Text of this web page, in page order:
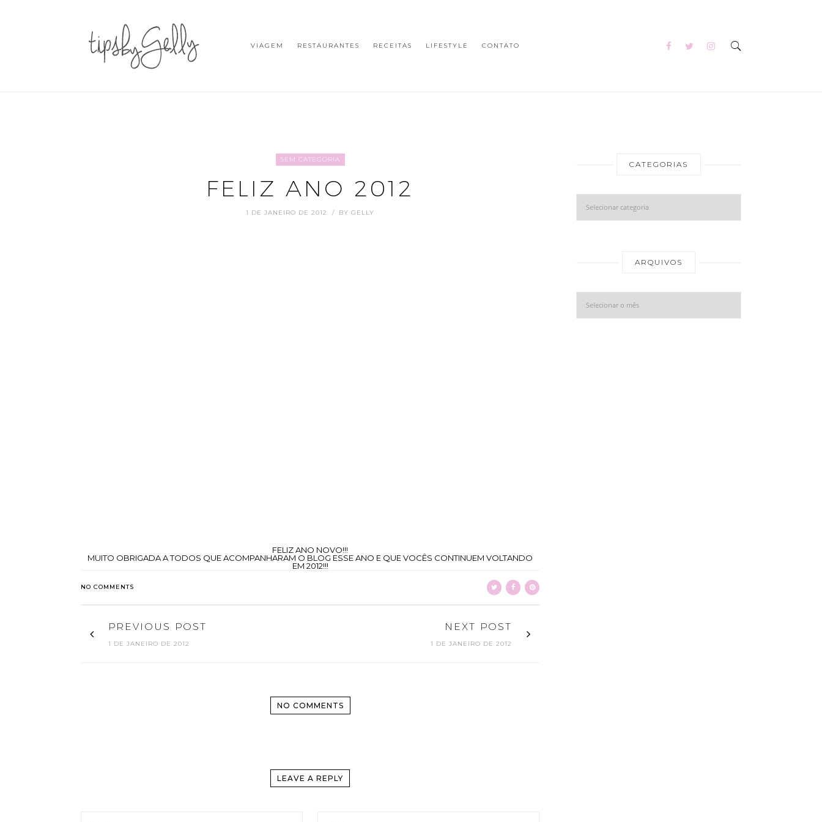
VIAGEM RESTAURANTES RECEITAS LIFESTYLE CONTATO
SEM CATEGORIA
FELIZ ANO 2012
1 DE JANEIRO DE 2012 BY GELLY
FELIZ ANO NOVO!!!
MUITO OBRIGADA A TODOS QUE ACOMPANHARAM O BLOG ESSE ANO E QUE VOCÊS CONTINUEM VOLTANDO
EM 2012!!!
NO COMMENTS
PREVIOUS POST
1 DE JANEIRO DE 2012
NEXT POST
1 DE JANEIRO DE 2012
NO COMMENTS
LEAVE A REPLY
CATEGORIAS
Categorias
ARQUIVOS